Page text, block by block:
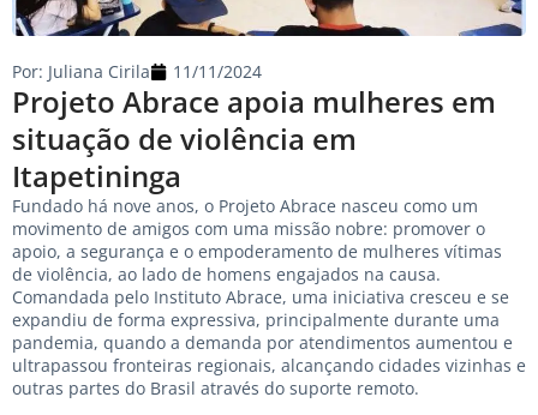
Projeto Abrace apoia mulheres em
situação de violência em
Itapetininga
Por: Juliana Cirila 11/11/2024
Fundado há nove anos, o Projeto Abrace nasceu como um
movimento de amigos com uma missão nobre: ​​promover o
apoio, a segurança e o empoderamento de mulheres vítimas
de violência, ao lado de homens engajados na causa.
Comandada pelo Instituto Abrace, uma iniciativa cresceu e se
expandiu de forma expressiva, principalmente durante uma
pandemia, quando a demanda por atendimentos aumentou e
ultrapassou fronteiras regionais, alcançando cidades vizinhas e
outras partes do Brasil através do suporte remoto.